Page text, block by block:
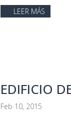
LEER MÁS
EDIFICIO
Feb 10, 2015